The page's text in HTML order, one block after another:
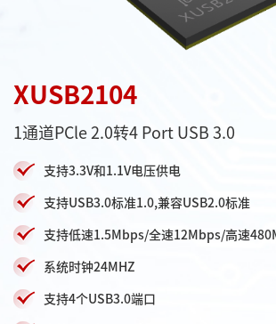
XUSB2104
1通道PCle 2.0转4 Port USB 3.0
支持3.3V和1.1V电压供电
支持USB3.0标准1.0,兼容USB2.0标准
支持低速1.5Mbps/全速12Mbps/高速
系统时钟24MHZ
支持4个USB3.0端口